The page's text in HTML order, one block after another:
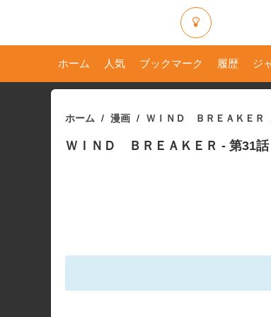
ホーム 人気 ブックマーク 履歴 ジ
ホーム 漫画 ＷＩＮＤ ＢＲＥＡＫＥＲ
ＷＩＮＤ ＢＲＥＡＫＥＲ - 第31話